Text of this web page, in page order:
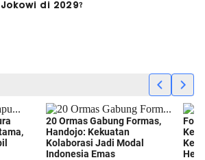
Jokowi di 2029?